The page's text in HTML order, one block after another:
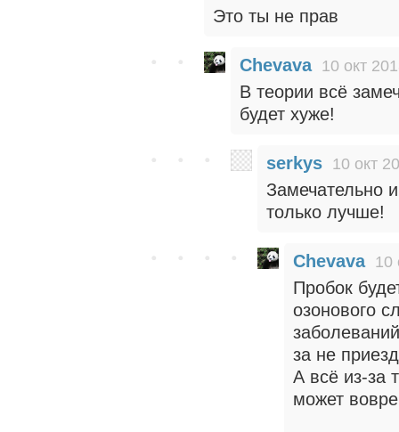
Это ты не прав
Chevava 10 окт
В теории всё
будет хуже!
serkys 10 окт
Замечательно
только лучше!
Chevava 10
Пробок
озонового
за не
А всё из-за
может